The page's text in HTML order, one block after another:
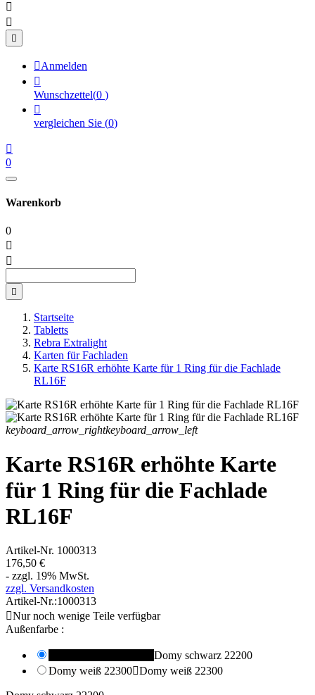



Anmelden

Wunschzettel(0 )

vergleichen Sie (0)

0
Warenkorb
0



Startseite
Tabletts
Rebra Extralight
Karten für Fachladen
Karte RS16R erhöhte Karte für 1 Ring für die Fachlade
RL16F
keyboard_arrow_rightkeyboard_arrow_left
Karte RS16R erhöhte Karte
für 1 Ring für die Fachlade
RL16F
Artikel-Nr. 1000313
176,50 €
- zzgl. 19% MwSt.
zzgl. Versandkosten
Artikel-Nr.:1000313
Nur noch wenige Teile verfügbar
Außenfarbe :
Domy schwarz 22200
Domy weiß 22300Domy weiß 22300